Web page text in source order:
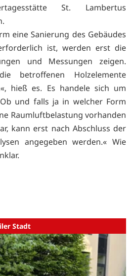
St. Lambertus
eine Sanierung des Gebäudes
ist, werden erst die
und Messungen zeigen.
betroffenen Holzelemente
hieß es. Es handele sich um
und falls ja in welcher Form
Raumluftbelastung vorhanden
kann erst nach Abschluss der
angegeben werden.« Wie
Stadt